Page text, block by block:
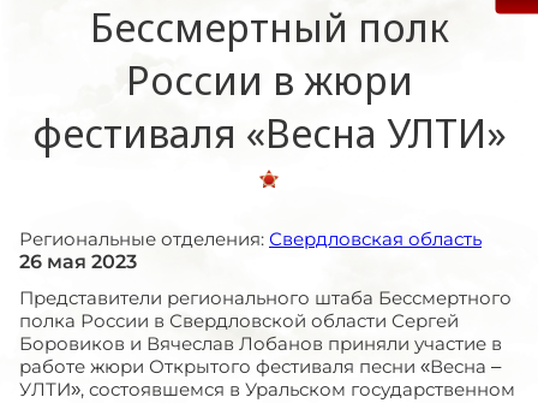
Бессмертный полк
России в жюри
фестиваля «Весна УЛТИ»
Региональные отделения: Свердловская область
26 мая 2023
Представители регионального штаба Бессмертного
полка России в Свердловской области Сергей
Боровиков и Вячеслав Лобанов приняли участие в
работе жюри Открытого фестиваля песни «Весна –
УЛТИ», состоявшемся в Уральском государственном